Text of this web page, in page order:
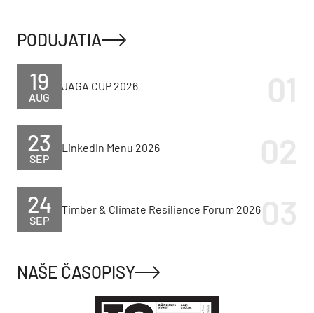
PODUJATIA
AUG
19 JAGA CUP 2026
SEP
23 LinkedIn Menu 2026
SEP
24 Timber & Climate Resilience Forum 2026
NAŠE ČASOPISY